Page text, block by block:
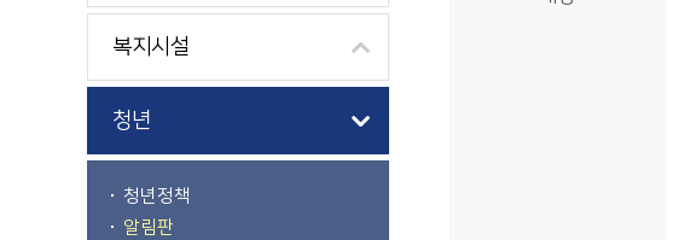
복지시설
청년
청년정책
알림판